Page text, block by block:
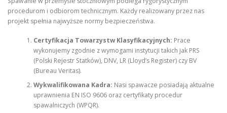
procedurom i odbiorom technicznym. Każdy realizowany przez nas
projekt spełnia najwyższe normy bezpieczeństwa.
Certyfikacja Towarzystw Klasyfikacyjnych: Prace
wykonujemy zgodnie z wymogami instytucji takich jak PRS
(Polski Rejestr Statków), DNV, LR (Lloyd’s Register) czy BV
(Bureau Veritas).
Wykwalifikowana Kadra: Nasi spawacze posiadają aktualne
uprawnienia EN ISO 9606 oraz certyfikaty procedur
spawalniczych (WPQR).